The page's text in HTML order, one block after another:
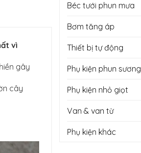
vì
gây
cây
Béc tưới phun mưa
Bơm tăng áp
Thiết bị tự động
Phụ kiện phun sương
Phụ kiện nhỏ giọt
Van & van từ
Phụ kiện khác